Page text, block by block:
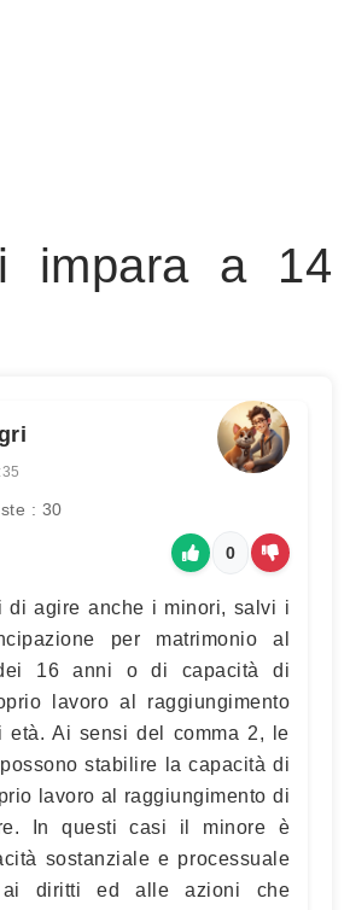
impara a 14
: 30
0
di agire anche i minori, salvi i
per matrimonio al
16 anni o di capacità di
lavoro al raggiungimento
età. Ai sensi del comma 2, le
stabilire la capacità di
lavoro al raggiungimento di
In questi casi il minore è
sostanziale e processuale
ai diritti ed alle azioni che